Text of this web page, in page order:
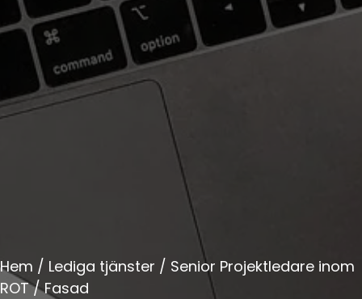
Hem / Lediga tjänster / Senior Projektledare inom
ROT / Fasad